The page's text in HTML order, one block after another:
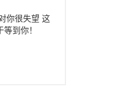
你很失望 这
到你！